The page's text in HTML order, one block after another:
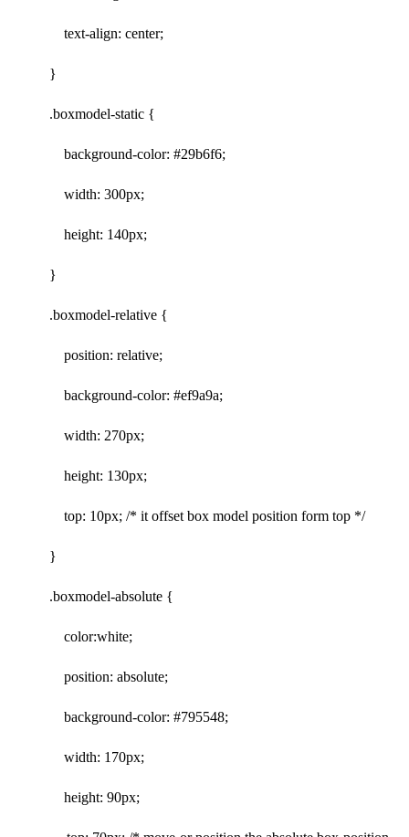
text-align: center;
}
.boxmodel-static {
background-color: #29b6f6;
width: 300px;
height: 140px;
}
.boxmodel-relative {
position: relative;
background-color: #ef9a9a;
width: 270px;
height: 130px;
top: 10px; /* it offset box model position form top */
}
.boxmodel-absolute {
color:white;
position: absolute;
background-color: #795548;
width: 170px;
height: 90px;